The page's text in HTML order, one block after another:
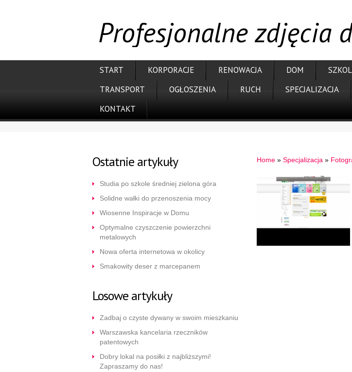
Profesjonalne zdjęcia
START KORPORACJE RENOWACJA DOM
TRANSPORT
OGŁOSZENIA RUCH SPECJALIZACJA
KONTAKT
Ostatnie artykuły
Studia po szkole średniej zielona góra
Solidne wałki do przenoszenia mocy
Wiosenne Inspiracje w Domu
Optymalne czyszczenie powierzchni
metalowych
Nowa oferta internetowa w okolicy
Smakowity deser z marcepanem
Losowe artykuły
Zadbaj o czyste dywany w swoim mieszkaniu
Warszawska kancelaria rzeczników
patentowych
Dobry lokal na posiłki z najbliższymi!
Zapraszamy do nas!
Home» Specjalizacja »